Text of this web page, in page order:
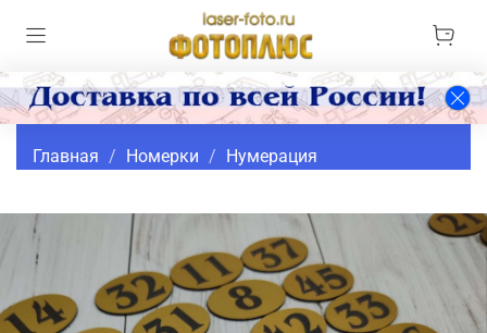
Главная Номерки Нумерация